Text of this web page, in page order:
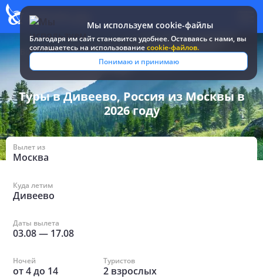
Мы используем cookie-файлы
Благодаря им сайт становится удобнее. Оставаясь c нами, вы
соглашаетесь на использованиеcookie-файлов.
Понимаю и принимаю
Все туры и путевки / Россия / в Дивеево из Москвы
Туры в Дивеево, Россия из Москвы в
2026 году
Вылет из
Москва
Куда летим
Дивеево
Даты вылета
03.08— 17.08
Ночей
от4до 14
Туристов
2 взрослых